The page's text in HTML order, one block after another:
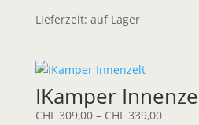
Lieferzeit: auf Lager
IKamper
CHF309,00– CHF339,00